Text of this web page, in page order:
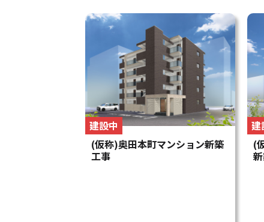
建設中
(仮称)奥田本町マンション新築
工事
建
(